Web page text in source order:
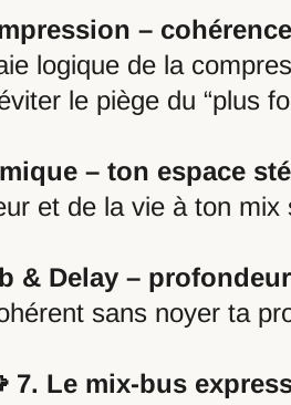
–
logique de la
le piège du “plus
– ton espace
et de la vie à ton
& Delay –
sans noyer ta
7. Le mix-bus